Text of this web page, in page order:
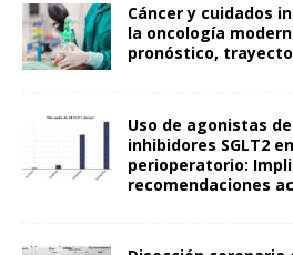
Cáncer y cuidados
la oncología
pronóstico,
Uso de agonistas
inhibidores SGLT2
perioperatorio:
recomendaciones